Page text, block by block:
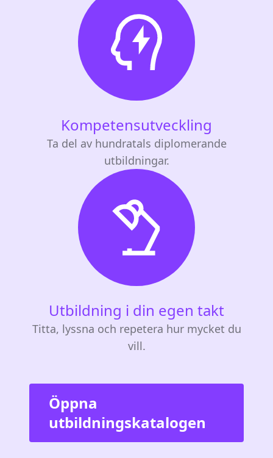
Kompetensutveckling
Ta del av hundratals diplomerande
utbildningar.
Utbildning i din egen takt
Titta, lyssna och repetera hur mycket du
vill.
Öppna
utbildningskatalogen